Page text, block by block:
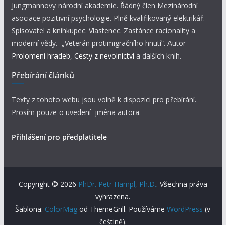
Jungmannovy národní akademie. Řádný člen Mezinárodní
asociace pozitivní psychologie. Plně kvalifikovaný elektrikář.
Spisovatel a knihkupec. Vlastenec. Zastánce racionality a
moderní vědy. „Veterán protimigračního hnutí“. Autor
Prolomení hradeb, Cesty z nevolnictví a dalších knih.
Přebírání článků
Texty z tohoto webu jsou volně k dispozici pro přebírání.
Prosím pouze o uvedení jména autora.
Přihlášení pro předplatitele
Copyright © 2026 PhDr. Petr Hampl, Ph.D.. Všechna práva
vyhrazena.
Šablona: ColorMag od ThemeGrill. PoužívámeWordPress (v
češtině).